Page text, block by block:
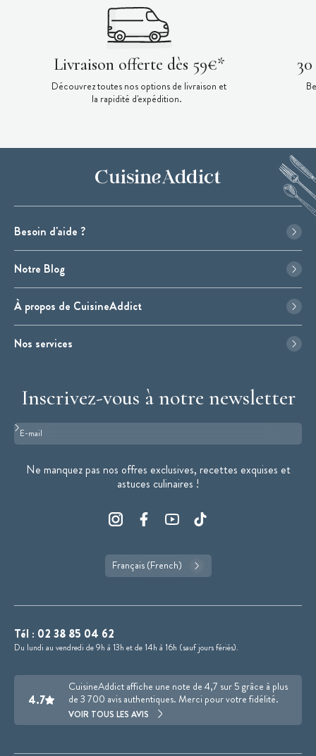
Livraison offerte dès 59€*
Découvrez toutes nos options de livraison et
la rapidité d'expédition.
Besoin d'aide ?
Notre Blog
À propos de CuisineAddict
Nos services
Inscrivez-vous à notre newsletter
Format : adresse@email.com
Ne manquez pas nos offres exclusives, recettes exquises et
astuces culinaires !
Français (French)
Tél : 02 38 85 04 62
Du lundi au vendredi de 9h à 13h et de 14h à 16h (sauf jours fériés).
4.7
CuisineAddict affiche une note de 4,7 sur 5 grâce à plus
de 3 700 avis authentiques. Merci pour votre fidélité.
VOIR TOUS LES AVIS